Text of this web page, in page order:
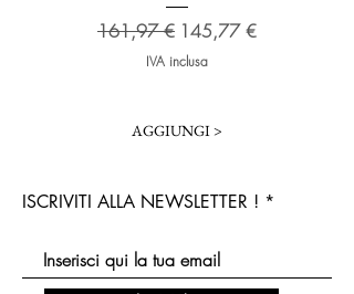
Prezzo regolare
161,97 € Prezzo scontato
145,77 €
IVA inclusa
AGGIUNGI >
ISCRIVITI ALLA NEWSLETTER !